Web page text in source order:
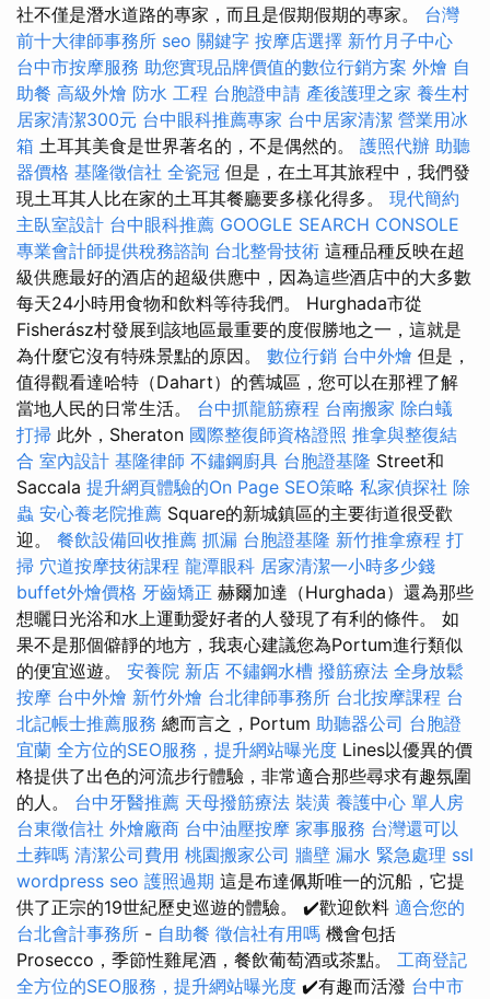
社不僅是潛水道路的專家，而且是假期假期的專家。 台灣
前十大律師事務所 seo 關鍵字 按摩店選擇 新竹月子中心
台中市按摩服務 助您實現品牌價值的數位行銷方案 外燴 自
助餐 高級外燴 防水 工程 台胞證申請 產後護理之家 養生村
居家清潔300元 台中眼科推薦專家 台中居家清潔 營業用冰
箱 土耳其美食是世界著名的，不是偶然的。 護照代辦 助聽
器價格 基隆徵信社 全瓷冠 但是，在土耳其旅程中，我們發
現土耳其人比在家的土耳其餐廳要多樣化得多。 現代簡約
主臥室設計 台中眼科推薦 GOOGLE SEARCH CONSOLE
專業會計師提供稅務諮詢 台北整骨技術 這種品種反映在超
級供應最好的酒店的超級供應中，因為這些酒店中的大多數
每天24小時用食物和飲料等待我們。 Hurghada市從
Fisherász村發展到該地區最重要的度假勝地之一，這就是
為什麼它沒有特殊景點的原因。 數位行銷 台中外燴 但是，
值得觀看達哈特（Dahart）的舊城區，您可以在那裡了解
當地人民的日常生活。 台中抓龍筋療程 台南搬家 除白蟻
打掃 此外，Sheraton 國際整復師資格證照 推拿與整復結
合 室內設計 基隆律師 不鏽鋼廚具 台胞證基隆 Street和
Saccala 提升網頁體驗的On Page SEO策略 私家偵探社 除
蟲 安心養老院推薦 Square的新城鎮區的主要街道很受歡
迎。 餐飲設備回收推薦 抓漏 台胞證基隆 新竹推拿療程 打
掃 穴道按摩技術課程 龍潭眼科 居家清潔一小時多少錢
buffet外燴價格 牙齒矯正 赫爾加達（Hurghada）還為那些
想曬日光浴和水上運動愛好者的人發現了有利的條件。 如
果不是那個僻靜的地方，我衷心建議您為Portum進行類似
的便宜巡遊。 安養院 新店 不鏽鋼水槽 撥筋療法 全身放鬆
按摩 台中外燴 新竹外燴 台北律師事務所 台北按摩課程 台
北記帳士推薦服務 總而言之，Portum 助聽器公司 台胞證
宜蘭 全方位的SEO服務，提升網站曝光度 Lines以優異的價
格提供了出色的河流步行體驗，非常適合那些尋求有趣氛圍
的人。 台中牙醫推薦 天母撥筋療法 裝潢 養護中心 單人房
台東徵信社 外燴廠商 台中油壓按摩 家事服務 台灣還可以
土葬嗎 清潔公司費用 桃園搬家公司 牆壁 漏水 緊急處理 ssl
wordpress seo 護照過期 這是布達佩斯唯一的沉船，它提
供了正宗的19世紀歷史巡遊的體驗。 ✔️歡迎飲料 適合您的
台北會計事務所 - 自助餐 徵信社有用嗎 機會包括
Prosecco，季節性雞尾酒，餐飲葡萄酒或茶點。 工商登記
全方位的SEO服務，提升網站曝光度 ✔️有趣而活潑 台中市